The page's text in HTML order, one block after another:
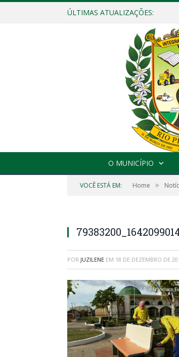
ÚLTIMAS ATUALIZAÇÕES:
O MUNICÍPIO
VOCÊ ESTÁ EM: Home »
POR JUZILENE EM 18 DE DEZEMBRO DE